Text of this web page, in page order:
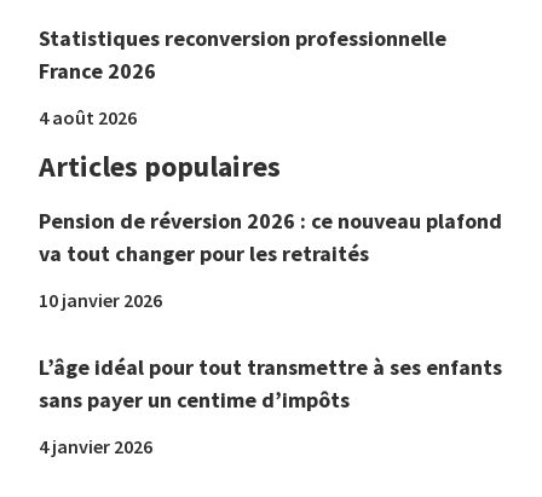
Statistiques reconversion professionnelle
France 2026
4 août 2026
Articles populaires
Pension de réversion 2026 : ce nouveau plafond
va tout changer pour les retraités
10 janvier 2026
L’âge idéal pour tout transmettre à ses enfants
sans payer un centime d’impôts
4 janvier 2026